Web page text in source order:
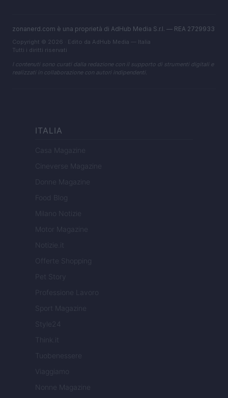
zonanerd.com è una proprietà di AdHub Media S.r.l. — REA 2729933
Copyright © 2026 · Edito da AdHub Media — Italia
Tutti i diritti riservati
I contenuti sono curati dalla redazione con il supporto di strumenti digitali e
realizzati in collaborazione con autori indipendenti.
ITALIA
Casa Magazine
Cineverse Magazine
Donne Magazine
Food Blog
Milano Notizie
Motor Magazine
Notizie.it
Offerte Shopping
Pet Story
Professione Lavoro
Sport Magazine
Style24
Think.it
Tuobenessere
Viaggiamo
Nonne Magazine